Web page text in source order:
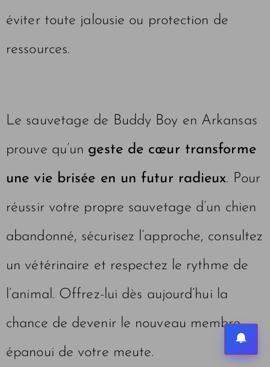
éviter toute jalousie ou protection de
ressources.
Le sauvetage de Buddy Boy en Arkansas
prouve qu’un geste de cœur transforme
une vie brisée en un futur radieux. Pour
réussir votre propre sauvetage d’un chien
abandonné, sécurisez l’approche, consultez
un vétérinaire et respectez le rythme de
l’animal. Offrez-lui dès aujourd’hui la
chance de devenir le nouveau membre
épanoui de votre meute.